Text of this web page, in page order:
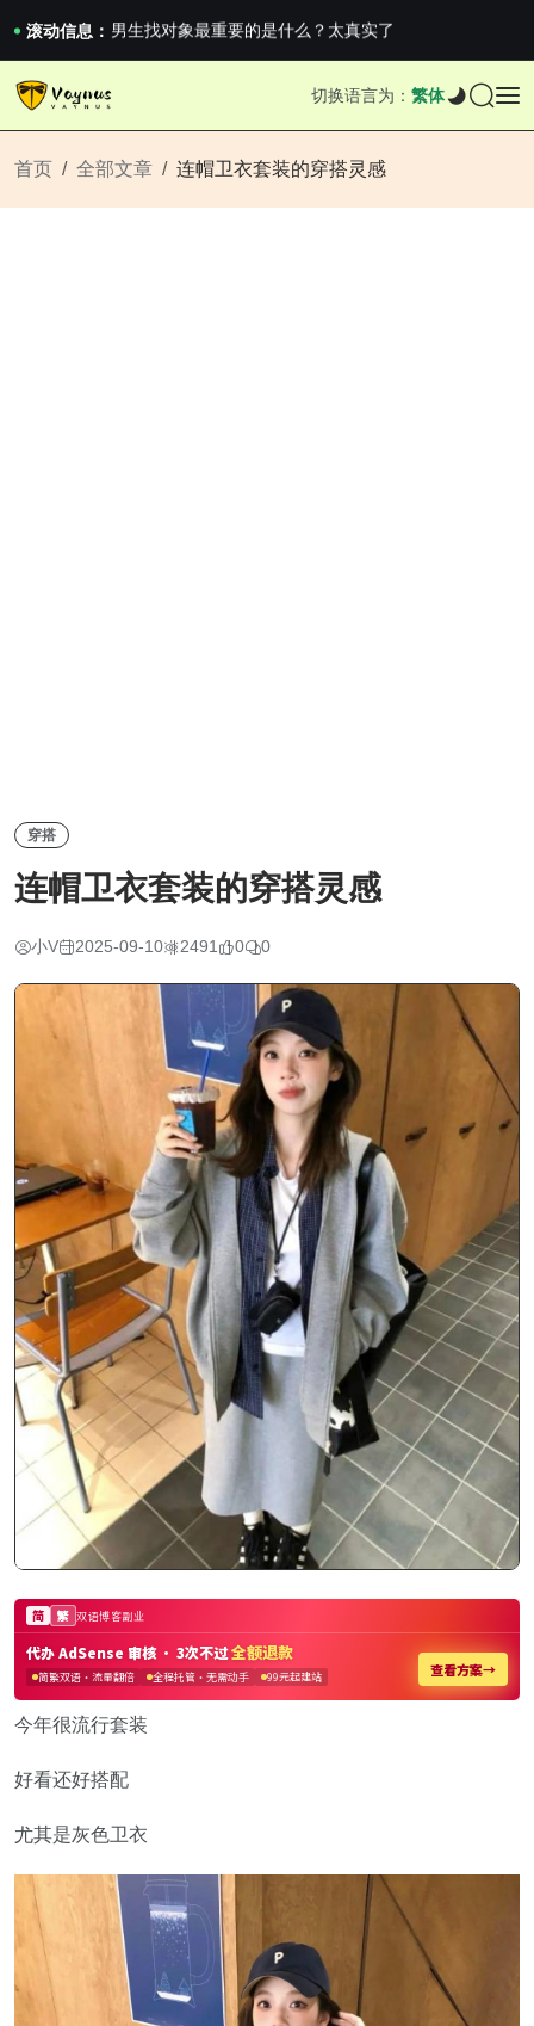
滚动信息： 男生找对象最重要的是什么？太真实了
2026澳网男单收官：全满贯对上全满亚，德约...
《巅峰守卫 Highguard》正式上线，官...
《巅峰守卫 Highguard》正式上线，官...
切换语言为： 繁体
首页 全部文章 连帽卫衣套装的穿搭灵感
穿搭
连帽卫衣套装的穿搭灵感
小V 2025-09-10 2491 0 0
今年很流行套装
好看还好搭配
尤其是灰色卫衣